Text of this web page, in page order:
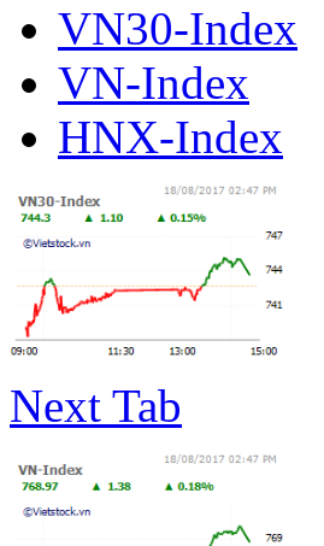
VN30-Index
VN-Index
HNX-Index
Next Tab